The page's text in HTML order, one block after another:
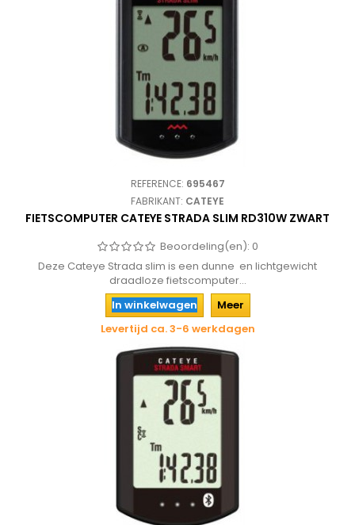
REFERENCE: 695467
FABRIKANT: CATEYE
FIETSCOMPUTER CATEYE STRADA SLIM RD310W ZWART
Beoordeling(en): 0
Deze Cateye Strada slim is een dunne en lichtgewicht
draadloze fietscomputer...
In winkelwagen
Meer
Levertijd ca. 3-6 werkdagen